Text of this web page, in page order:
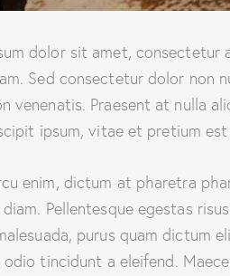
dolor sit amet, consectetur
Sed consectetur dolor non
venenatis. Praesent at nulla
ipsum, vitae et pretium est
enim, dictum at pharetra
Pellentesque egestas
purus quam dictum
odio tincidunt a eleifend.